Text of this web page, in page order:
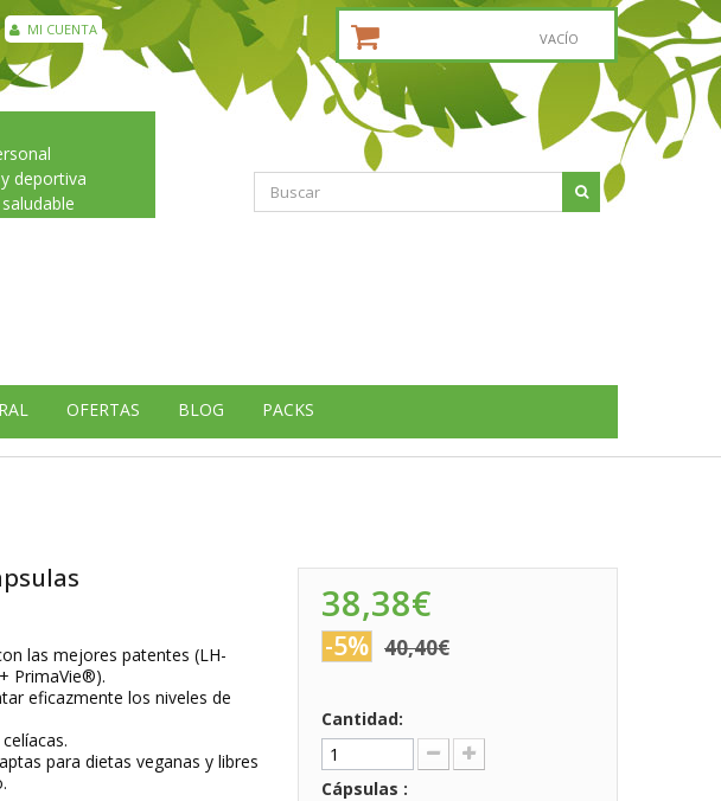
VACÍO
MI CUENTA
deportiva
OFERTAS BLOG PACKS
las mejores patentes (LH-
PrimaVie®).
eficazmente los niveles de
para dietas veganas y libres
38,38€
-5% 40,40€
Cantidad:
Cápsulas :